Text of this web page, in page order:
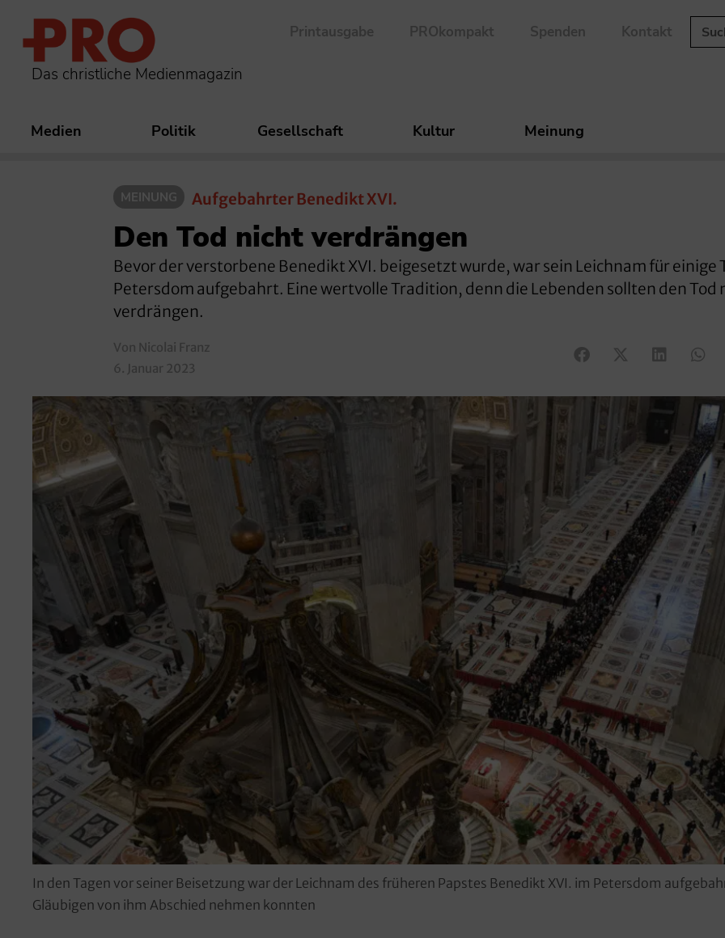
Das christliche Medienmagazin
Printausgabe PROkompakt Spenden Kontakt
Medien Politik Gesellschaft Kultur Meinung
MEINUNG Aufgebahrter Benedikt XVI.
Den Tod nicht verdrängen
Bevor der verstorbene Benedikt XVI. beigesetzt wurde, war sein Leichnam für einige
Petersdom aufgebahrt. Eine wertvolle Tradition, denn die Lebenden sollten den Tod
verdrängen.
Von Nicolai Franz
6. Januar 2023
In den Tagen vor seiner Beisetzung war der Leichnam des früheren Papstes Benedikt XVI. im Petersdom
Gläubigen von ihm Abschied nehmen konnten